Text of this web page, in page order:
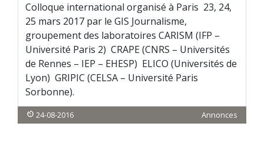
Colloque international organisé à Paris 23, 24,
25 mars 2017 par le GIS Journalisme,
groupement des laboratoires CARISM (IFP –
Université Paris 2) CRAPE (CNRS – Universités
de Rennes – IEP – EHESP) ELICO (Universités de
Lyon) GRIPIC (CELSA – Université Paris
Sorbonne).
24-08-2016 Annonces